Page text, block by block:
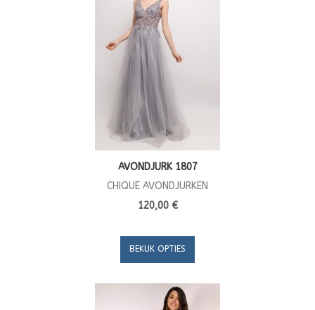
AVONDJURK 1807
CHIQUE AVONDJURKEN
120,00 €
BEKIJK OPTIES